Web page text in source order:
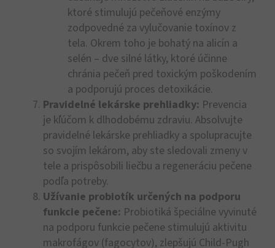
ktoré stimulujú pečeňové enzýmy
zodpovedné za vylučovanie toxínov z
tela. Okrem toho je bohatý na alicín a
selén – dve silné látky, ktoré účinne
chránia pečeň pred toxickým poškodením
a podporujú proces detoxikácie.
Pravidelné lekárske prehliadky: Prevencia
je kľúčom k dlhodobému zdraviu. Absolvujte
pravidelné lekárske prehliadky a spolupracujte
so svojím lekárom, aby ste sledovali zmeny v
tele a prispôsobili liečbu a regeneráciu pečene
podľa potreby.
Užívanie probiotík určených na podporu
funkcie pečene: Probiotiká špeciálne vyvinuté
na podporu funkcie pečene stimulujú aktivitu
makrofágov (fagocytov), zlepšujú Child-Pugh